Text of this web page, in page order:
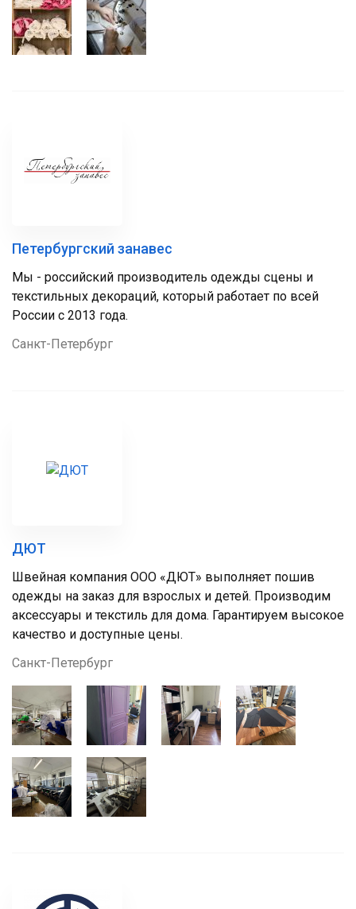
Петербургский занавес
Мы - российский производитель одежды сцены и
текстильных декораций, который работает по всей
России с 2013 года.
Санкт-Петербург
ДЮТ
Швейная компания ООО «ДЮТ» выполняет пошив
одежды на заказ для взрослых и детей. Производим
аксессуары и текстиль для дома. Гарантируем высокое
качество и доступные цены.
Санкт-Петербург